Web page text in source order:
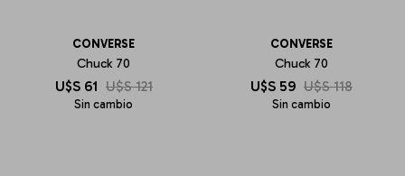
CONVERSE
Chuck 70
U$S 61 U$S 121
Sin cambio
CONVERSE
Chuck 70
U$S 59 U$S 118
Sin cambio